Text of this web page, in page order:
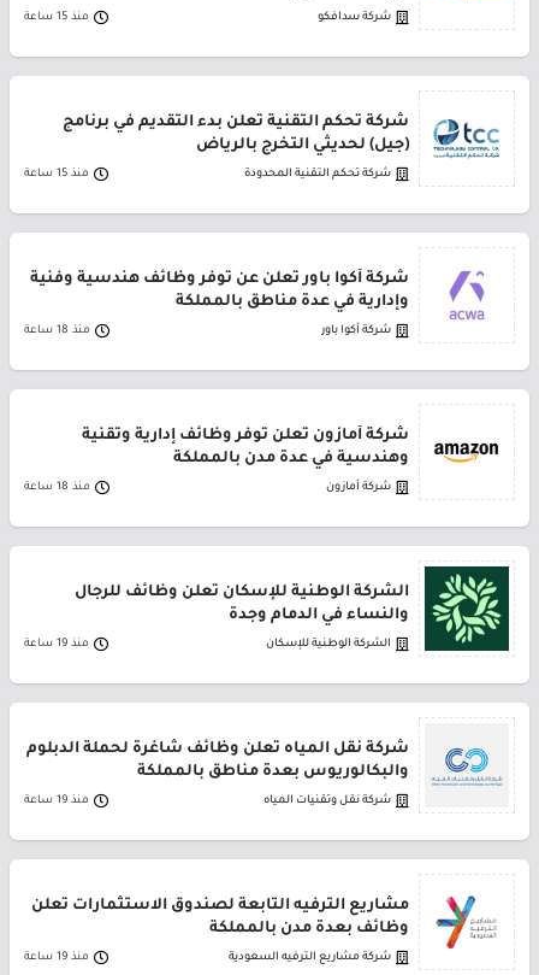
شركة سدافكو منذ 15 ساعة
شركة تحكم التقنية تعلن بدء التقديم في برنامج
(جيل) لحديثي التخرج بالرياض
شركة تحكم التقنية المحدودة منذ 15 ساعة
شركة أكوا باور تعلن عن توفر وظائف هندسية وفنية
وإدارية في عدة مناطق بالمملكة
شركة أكوا باور منذ 18 ساعة
شركة أمازون تعلن توفر وظائف إدارية وتقنية
وهندسية في عدة مدن بالمملكة
شركة أمازون منذ 18 ساعة
الشركة الوطنية للإسكان تعلن وظائف للرجال
والنساء في الدمام وجدة
الشركة الوطنية للإسكان منذ 19 ساعة
شركة نقل المياه تعلن وظائف شاغرة لحملة الدبلوم
والبكالوريوس بعدة مناطق بالمملكة
شركة نقل وتقنيات المياه منذ 19 ساعة
مشاريع الترفيه التابعة لصندوق الاستثمارات تعلن
وظائف بعدة مدن بالمملكة
شركة مشاريع الترفيه السعودية منذ 19 ساعة